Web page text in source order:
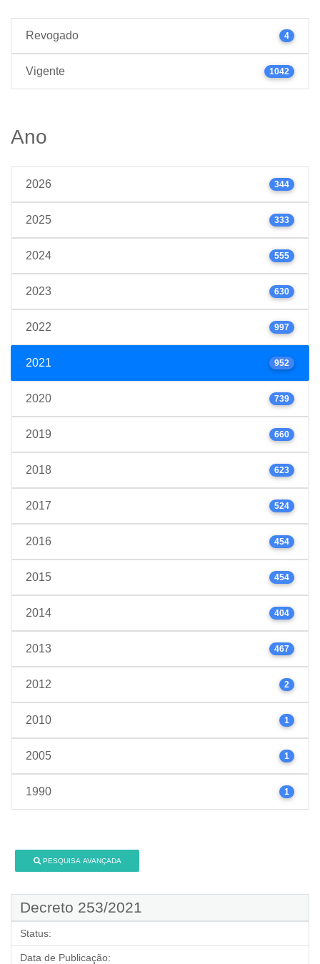
Revogado 4
Vigente 1042
Ano
2026 344
2025 333
2024 555
2023 630
2022 997
2021 952
2020 739
2019 660
2018 623
2017 524
2016 454
2015 454
2014 404
2013 467
2012 2
2010 1
2005 1
1990 1
PESQUISA AVANÇADA
Decreto 253/2021
Status:
Data de Publicação: